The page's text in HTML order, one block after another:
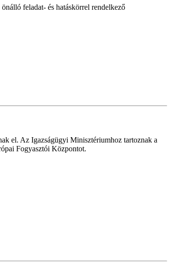
feladat- és hatáskörrel rendelkező
el. Az Igazságügyi Minisztériumhoz tartoznak a
Fogyasztói Központot.